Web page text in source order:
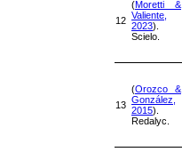
12
(Moretti &
Valiente,
2023).
Scielo.
13
(Orozco &
González,
2015).
Redalyc.